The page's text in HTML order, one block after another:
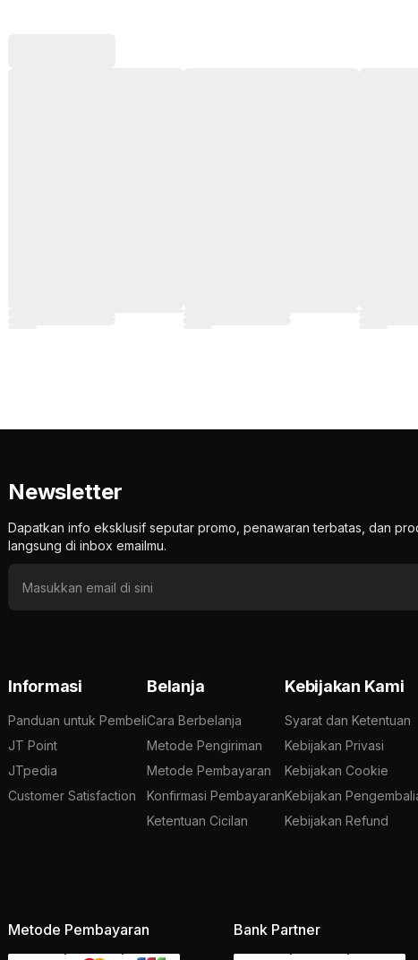
Newsletter
Dapatkan info eksklusif seputar promo, penawaran terbatas, dan
langsung di inbox emailmu.
Informasi
Panduan untuk Pembeli
JT Point
JTpedia
Customer Satisfaction
Belanja
Cara Berbelanja
Metode Pengiriman
Metode Pembayaran
Konfirmasi Pembayaran
Ketentuan Cicilan
Kebijakan Kami
Syarat dan Ketentuan
Kebijakan Privasi
Kebijakan Cookie
Kebijakan
Kebijakan Refund
Metode Pembayaran Bank Partner